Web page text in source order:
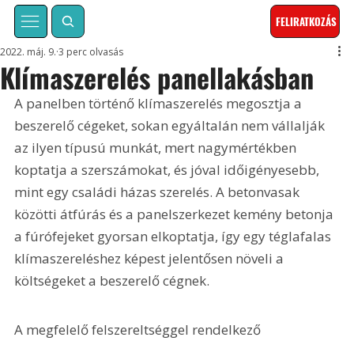
FELIRATKOZÁS
Klímaszerelés panellakásban
2022. máj. 9. 3 perc olvasás
A panelben történő klímaszerelés megosztja a
beszerelő cégeket, sokan egyáltalán nem vállalják
az ilyen típusú munkát, mert nagymértékben
koptatja a szerszámokat, és jóval időigényesebb,
mint egy családi házas szerelés. A betonvasak
közötti átfúrás és a panelszerkezet kemény betonja
a fúrófejeket gyorsan elkoptatja, így egy téglafalas
klímaszereléshez képest jelentősen növeli a
költségeket a beszerelő cégnek.
A megfelelő felszereltséggel rendelkező